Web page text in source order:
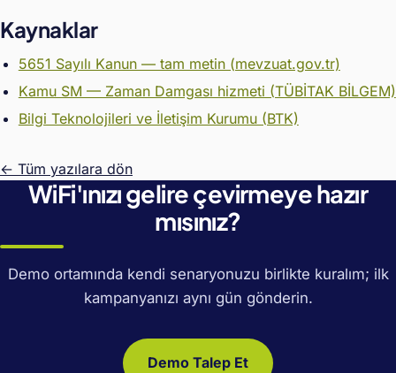
Kaynaklar
5651 Sayılı Kanun — tam metin (mevzuat.gov.tr)
Kamu SM — Zaman Damgası hizmeti (TÜBİTAK BİLGEM)
Bilgi Teknolojileri ve İletişim Kurumu (BTK)
← Tüm yazılara dön
WiFi'ınızı gelire çevirmeye hazır
mısınız?
Demo ortamında kendi senaryonuzu birlikte kuralım; ilk
kampanyanızı aynı gün gönderin.
Demo Talep Et